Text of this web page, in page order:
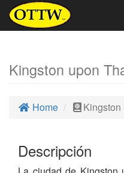
Kingston upon
Home
Descripción